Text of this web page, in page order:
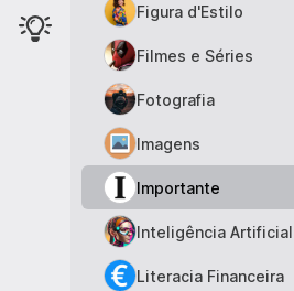
Figura d'Estilo
Filmes e Séries
Fotografia
Imagens
Importante
Inteligência Artificial
Literacia Financeira